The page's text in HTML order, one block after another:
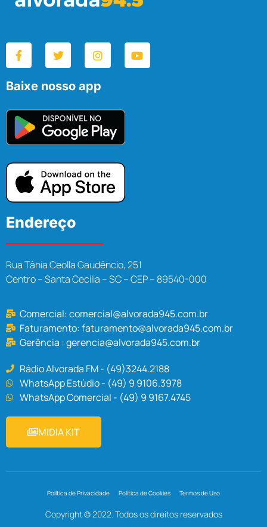
Baixe nosso app
Endereço
Rua Tânia Ceolla Gaudêncio, 251
Centro – Santa Cecília – SC – CEP – 89540-000
Comercial:comercial@alvorada945.com.br
Faturamento:faturamento@alvorada945.com.br
Gerência :gerencia@alvorada945.com.br
Rádio Alvorada FM - (49)3244.2188
WhatsApp Estúdio - (49) 9 9106.3978
WhatsApp Comercial - (49) 9 9167.4745
MIDIA KIT
Política de Privacidade Política de Cookies Termos de Uso
Copyright © 2022. Todos os direitos reservados